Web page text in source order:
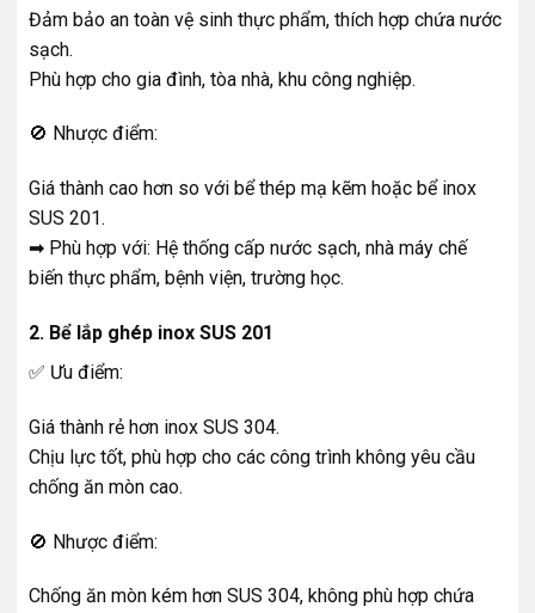
Đảm bảo an toàn vệ sinh thực phẩm, thích hợp chứa nước
sạch.
Phù hợp cho gia đình, tòa nhà, khu công nghiệp.
🚫 Nhược điểm:
Giá thành cao hơn so với bể thép mạ kẽm hoặc bể inox
SUS 201.
➡ Phù hợp với: Hệ thống cấp nước sạch, nhà máy chế
biến thực phẩm, bệnh viện, trường học.
2. Bể lắp ghép inox SUS 201
✅ Ưu điểm:
Giá thành rẻ hơn inox SUS 304.
Chịu lực tốt, phù hợp cho các công trình không yêu cầu
chống ăn mòn cao.
🚫 Nhược điểm:
Chống ăn mòn kém hơn SUS 304, không phù hợp chứa